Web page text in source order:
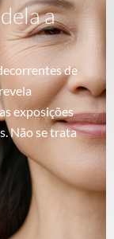
a
de
exposições
Não se trata